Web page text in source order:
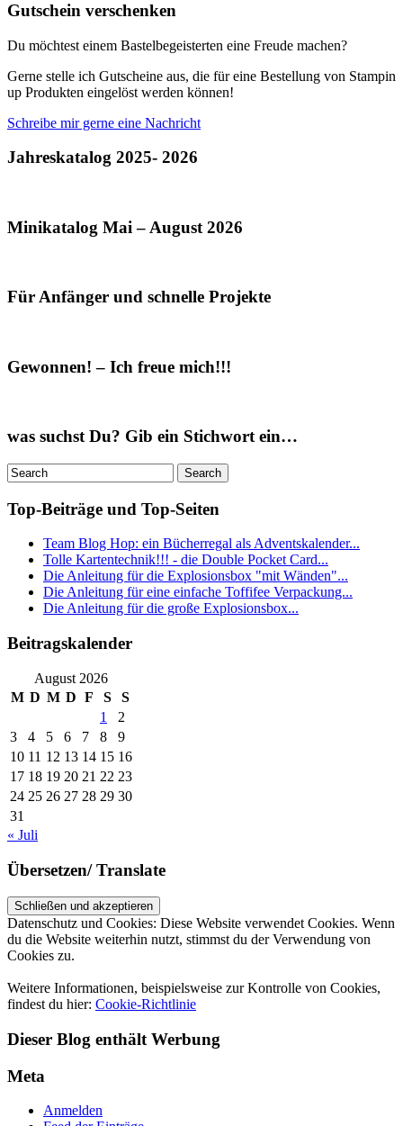
Gutschein verschenken
Du möchtest einem Bastelbegeisterten eine Freude machen?
Gerne stelle ich Gutscheine aus, die für eine Bestellung von Stampin
up Produkten eingelöst werden können!
Schreibe mir gerne eine Nachricht
Jahreskatalog 2025- 2026
Minikatalog Mai – August 2026
Für Anfänger und schnelle Projekte
Gewonnen! – Ich freue mich!!!
was suchst Du? Gib ein Stichwort ein…
Top-Beiträge und Top-Seiten
Team Blog Hop: ein Bücherregal als Adventskalender...
Tolle Kartentechnik!!! - die Double Pocket Card...
Die Anleitung für die Explosionsbox "mit Wänden"...
Die Anleitung für eine einfache Toffifee Verpackung...
Die Anleitung für die große Explosionsbox...
Beitragskalender
August 2026
M D M D F S
S
1
2
3
4 5 6 7 8
9
10 11 12 13 14 15 16
17 18 19 20 21 22 23
24 25 26 27 28 29 30
31
« Juli
Übersetzen/ Translate
Datenschutz und Cookies: Diese Website verwendet Cookies. Wenn
du die Website weiterhin nutzt, stimmst du der Verwendung von
Cookies zu.
Weitere Informationen, beispielsweise zur Kontrolle von Cookies,
findest du hier: Cookie-Richtlinie
Dieser Blog enthält Werbung
Meta
Anmelden